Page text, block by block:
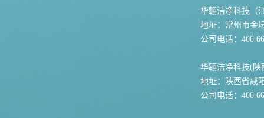
华翱洁净科技（
地址：常州市金
公司电话：400
华翱洁净科技(陕
地址：陕西省咸
公司电话：400